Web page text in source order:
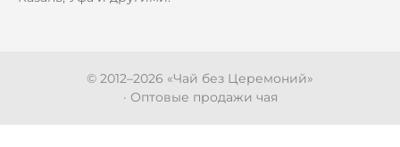
© 2012–2026 «Чай без Церемоний»
· Оптовые продажи чая